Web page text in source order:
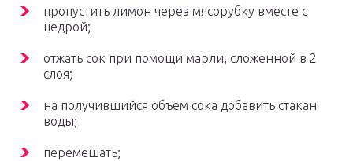
пропустить лимон через мясорубку вместе с
цедрой;
отжать сок при помощи марли, сложенной в 2
слоя;
на получившийся объем сока добавить стакан
воды;
перемешать;